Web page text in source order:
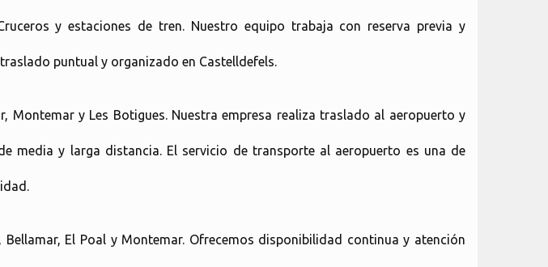
y estaciones de tren. Nuestro equipo trabaja con reserva previa y
puntual y organizado en Castelldefels.
Montemar y Les Botigues. Nuestra empresa realiza traslado al aeropuerto y
media y larga distancia. El servicio de transporte al aeropuerto es una de
El Poal y Montemar. Ofrecemos disponibilidad continua y atención